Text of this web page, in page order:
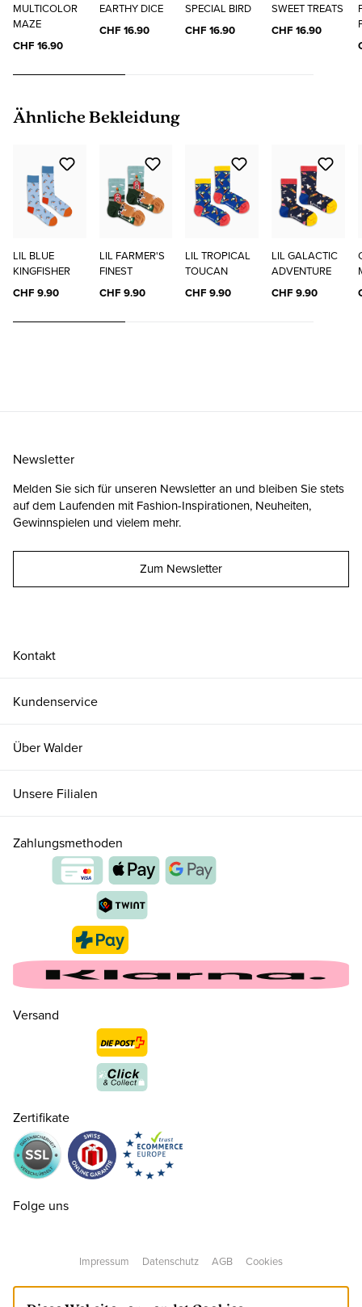
19 CHF 9.90 nur noch wenige verfügbar
MULTICOLOR
MAZE
CHF 16.90
EARTHY DICE
CHF 16.90
SPECIAL BIRD
CHF 16.90
SWEET TREATS
CHF 16.90
Produktgalerie überspringen
Ähnliche Bekleidung
LIL BLUE
KINGFISHER
CHF 9.90
LIL FARMER'S
FINEST
CHF 9.90
LIL TROPICAL
TOUCAN
CHF 9.90
LIL GALACTIC
ADVENTURE
CHF 9.90
Kontakt
Kundenservice
Über Walder
Unsere Filialen
Newsletter
Melden Sie sich für unseren Newsletter an und bleiben Sie stets
auf dem Laufenden mit Fashion-Inspirationen, Neuheiten,
Gewinnspielen und vielem mehr.
Zum Newsletter
Zahlungsmethoden
Versand
Zertifikate
Folge uns
Impressum Datenschutz AGB Cookies